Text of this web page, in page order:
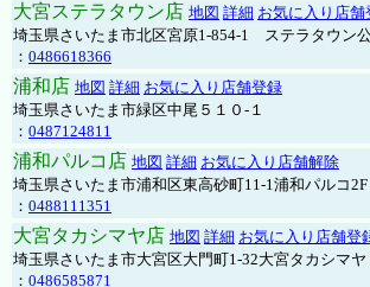
大宮ステラタウン店 地図 詳細 お気に入り店舗
埼玉県さいたま市北区宮原1-854-1 ステラタウン
： 0486618366
浦和店 地図 詳細 お気に入り店舗登録
埼玉県さいたま市緑区中尾５１０-１
： 0487124811
浦和パルコ店 地図 詳細 お気に入り店舗解除
埼玉県さいたま市浦和区東高砂町11-1浦和パルコ2F
： 0488111351
大宮タカシマヤ店 地図 詳細 お気に入り店舗登
埼玉県さいたま市大宮区大門町1-32大宮タカシマヤ
： 0486585871